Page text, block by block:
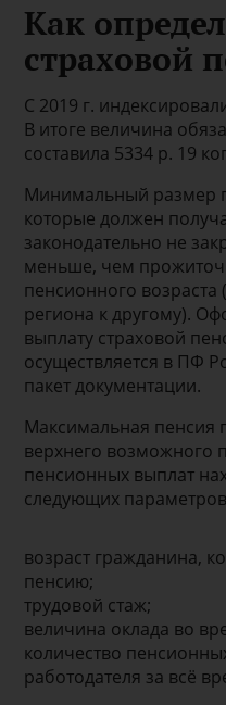
Как
страховой
С 2019 г.
В итоге величина
составила 5334 р. 19
Минимальный размер
которые должен
законодательно не
меньше, чем
пенсионного возраста
региона к другому).
выплату страховой
осуществляется в ПФ
пакет документации.
Максимальная пенсия
верхнего возможного
пенсионных выплат
следующих
возраст гражданина,
пенсию;
трудовой стаж;
величина оклада во
количество
работодателя за всё